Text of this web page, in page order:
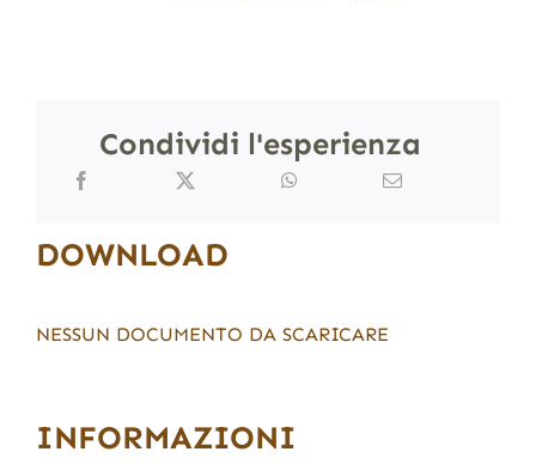
Condividi l'esperienza
DOWNLOAD
NESSUN DOCUMENTO DA SCARICARE
INFORMAZIONI